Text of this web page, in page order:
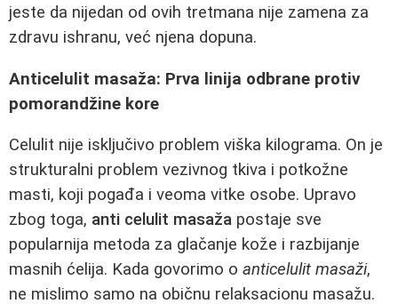
jeste da nijedan od ovih tretmana nije zamena za
zdravu ishranu, već njena dopuna.
Anticelulit masaža: Prva linija odbrane protiv
pomorandžine kore
Celulit nije isključivo problem viška kilograma. On je
strukturalni problem vezivnog tkiva i potkožne
masti, koji pogađa i veoma vitke osobe. Upravo
zbog toga, anti celulit masaža postaje sve
popularnija metoda za glačanje kože i razbijanje
masnih ćelija. Kada govorimo o anticelulit masaži,
ne mislimo samo na običnu relaksacionu masažu.